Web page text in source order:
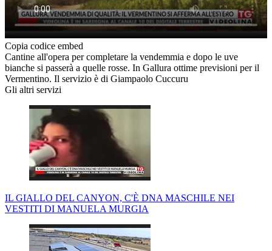
Copia codice embed
Cantine all'opera per completare la vendemmia e dopo le uve
bianche si passerà a quelle rosse. In Gallura ottime previsioni per il
Vermentino. Il servizio è di Giampaolo Cuccuru
Gli altri servizi
IL GIALLO DEL CANYON, C'È DNA MASCHILE NEI
VESTITI DI MANUELA MURGIA